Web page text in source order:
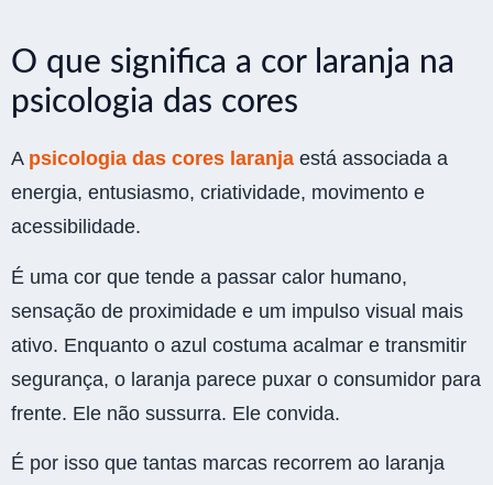
O que significa a cor laranja na
psicologia das cores
A psicologia das cores laranja está associada a
energia, entusiasmo, criatividade, movimento e
acessibilidade.
É uma cor que tende a passar calor humano,
sensação de proximidade e um impulso visual mais
ativo. Enquanto o azul costuma acalmar e transmitir
segurança, o laranja parece puxar o consumidor para
frente. Ele não sussurra. Ele convida.
É por isso que tantas marcas recorrem ao laranja